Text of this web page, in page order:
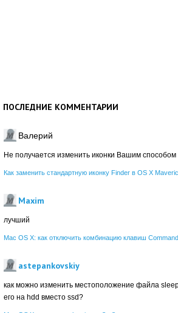
ПОСЛЕДНИЕ КОММЕНТАРИИ
Валерий
Не получается изменить иконки Вашим способом
Как заменить стандартную иконку Finder в OS X
Maxim
лучший
Mac OS X: как отключить комбинацию клавиш
astepankovskiy
как можно изменить местоположение файла
его на hdd вместо ssd?